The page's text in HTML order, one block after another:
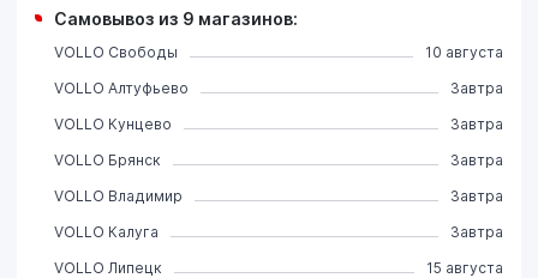
Самовывоз из 9 магазинов:
VOLLO Свободы
10 августа
VOLLO Алтуфьево
Завтра
VOLLO Кунцево
Завтра
VOLLO Брянск
Завтра
VOLLO Владимир
Завтра
VOLLO Калуга
Завтра
VOLLO Липецк
15 августа